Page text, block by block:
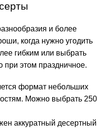
и более
когда нужно угодить
гибким или выбрать
при этом праздничное.
формат небольших
Можно выбрать 250
аккуратный десертный